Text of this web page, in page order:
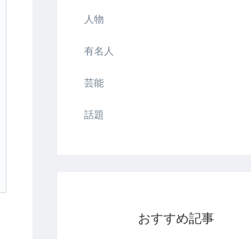
人物
有名人
芸能
話題
おすすめ記事